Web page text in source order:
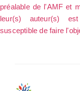
préalable de l'AMF et
leur(s) auteur(s)
susceptible de faire